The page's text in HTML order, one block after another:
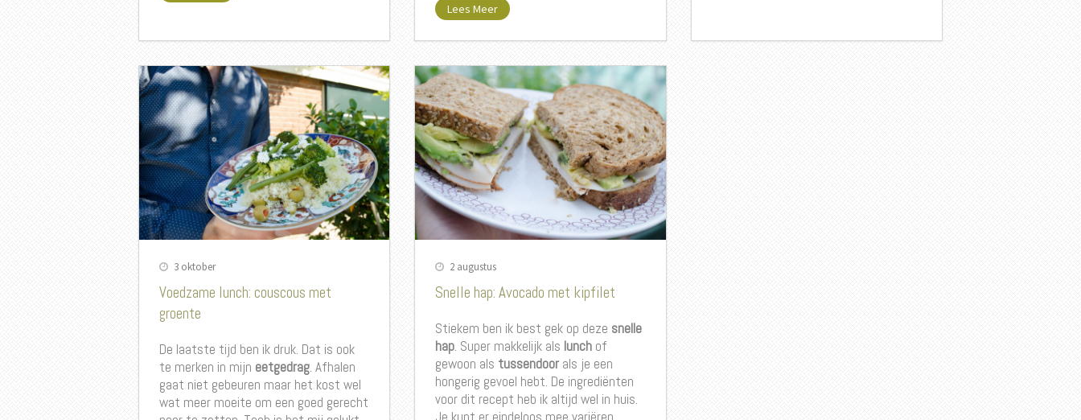
Lees Meer
3 oktober
Voedzame lunch: couscous met
groente
De laatste tijd ben ik druk. Dat is ook
te merken in mijn eetgedrag. Afhalen
gaat niet gebeuren maar het kost wel
wat meer moeite om een goed gerecht
2 augustus
Snelle hap: Avocado met kipfilet
Stiekem ben ik best gek op deze snelle
hap. Super makkelijk als lunch of
gewoon als tussendoor als je een
hongerig gevoel hebt. De ingrediënten
voor dit recept heb ik altijd wel in huis.
Je kunt er eindeloos mee variëren.